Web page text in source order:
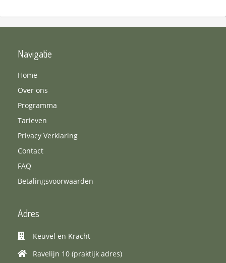
Navigatie
Home
Over ons
Programma
Tarieven
Privacy Verklaring
Contact
FAQ
Betalingsvoorwaarden
Adres
Keuvel en Kracht
Ravelijn 10 (praktijk adres)